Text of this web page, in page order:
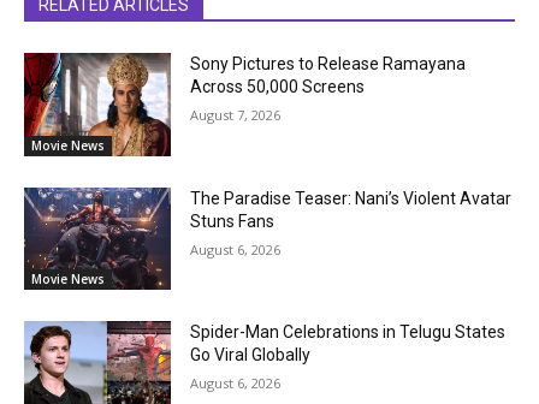
RELATED ARTICLES
Movie News
Sony Pictures to Release Ramayana
Across 50,000 Screens
August 7, 2026
Movie News
The Paradise Teaser: Nani’s Violent Avatar
Stuns Fans
August 6, 2026
Spider-Man Celebrations in Telugu States
Go Viral Globally
August 6, 2026